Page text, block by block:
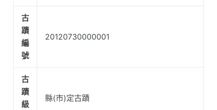
古
蹟
編
號
20120730000001
古
蹟
級
縣(市)定古蹟